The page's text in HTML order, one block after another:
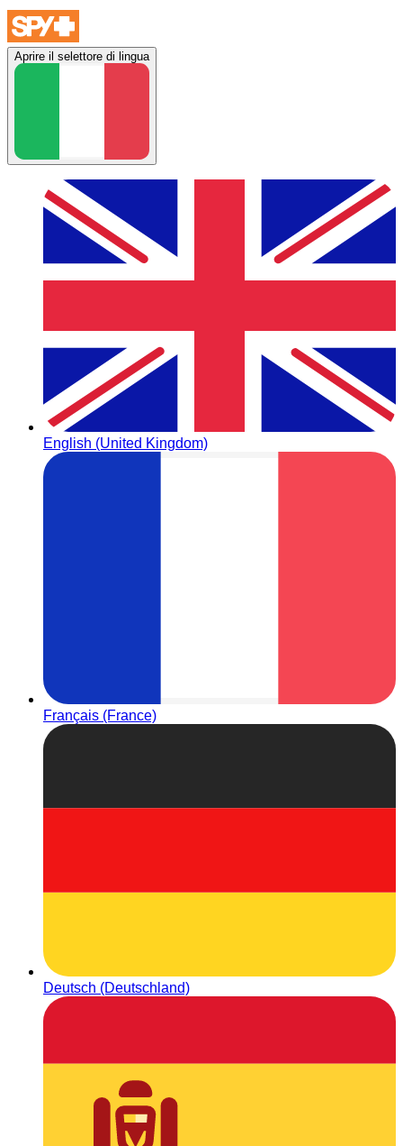
Aprire il selettore di lingua
English (United Kingdom)
Français (France)
Deutsch (Deutschland)